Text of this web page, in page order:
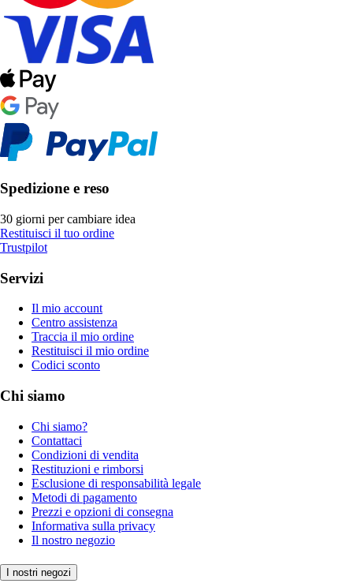
Spedizione e reso
30 giorni per cambiare idea
Restituisci il tuo ordine
Trustpilot
Servizi
Il mio account
Centro assistenza
Traccia il mio ordine
Restituisci il mio ordine
Codici sconto
Chi siamo
Chi siamo?
Contattaci
Condizioni di vendita
Restituzioni e rimborsi
Esclusione di responsabilità legale
Metodi di pagamento
Prezzi e opzioni di consegna
Informativa sulla privacy
Il nostro negozio
I nostri negozi